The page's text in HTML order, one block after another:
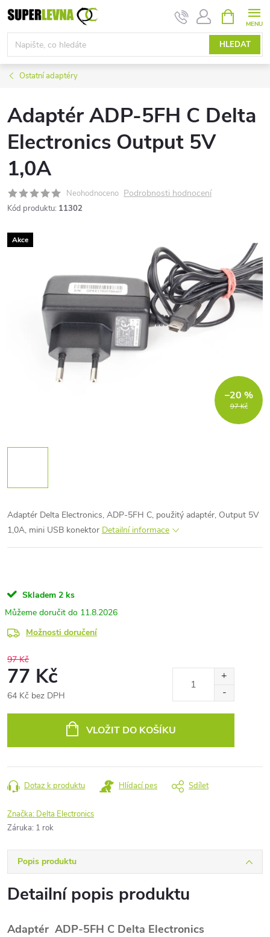
Přejít
na
obsah
HLEDAT
NÁKUPNÍ
KOŠÍK
Ostatní adaptéry
Adaptér ADP-5FH C Delta
Electronics Output 5V
1,0A
Neohodnoceno Podrobnosti hodnocení
Kód produktu: 11302
Akce
97 Kč
–20 %
Adaptér Delta Electronics, ADP-5FH C, použitý adaptér, Output 5V
1,0A, mini USB konektor Detailní informace
Skladem 2 ks
11.8.2026
Možnosti doručení
97 Kč
77 Kč
64 Kč bez DPH
VLOŽIT DO KOŠÍKU
Dotaz k produktu Hlídací pes Sdílet
Značka: Delta Electronics
Záruka: 1 rok
Popis produktu
Detailní popis produktu
Adaptér ADP-5FH C Delta Electronics